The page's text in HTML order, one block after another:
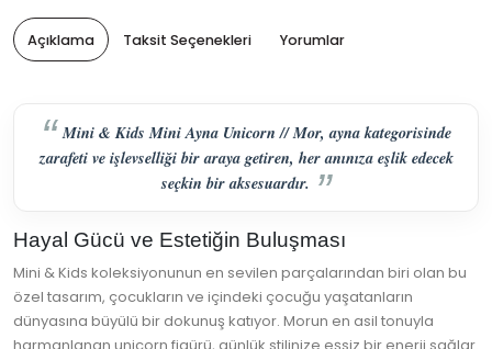
Açıklama Taksit Seçenekleri Yorumlar
Mini & Kids Mini Ayna Unicorn // Mor, ayna kategorisinde
zarafeti ve işlevselliği bir araya getiren, her anınıza eşlik edecek
seçkin bir aksesuardır.
Hayal Gücü ve Estetiğin Buluşması
Mini & Kids koleksiyonunun en sevilen parçalarından biri olan bu
özel tasarım, çocukların ve içindeki çocuğu yaşatanların
dünyasına büyülü bir dokunuş katıyor. Morun en asil tonuyla